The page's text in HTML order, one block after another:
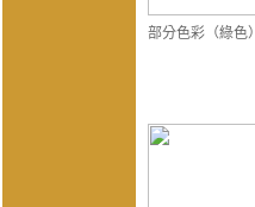
部分色彩（綠色）